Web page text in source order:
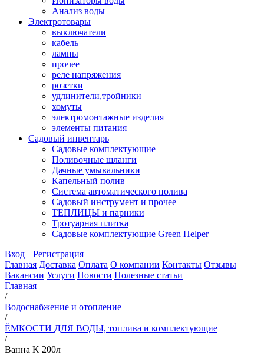
Анализ воды
Электротовары
выключатели
кабель
лампы
прочее
реле напряжения
розетки
удлинители,тройники
хомуты
электромонтажные изделия
элементы питания
Садовый инвентарь
Садовые комплектующие
Поливочные шланги
Дачные умывальники
Капельный полив
Система автоматического полива
Садовый инструмент и прочее
ТЕПЛИЦЫ и парники
Тротуарная плитка
Садовые комплектующие Green Helper
Вход
Регистрация
Главная Доставка Оплата О компании Контакты Отзывы
Вакансии Услуги Новости Полезные статьи
Главная
/
Водоснабжение и отопление
/
ЁМКОСТИ ДЛЯ ВОДЫ, топлива и комплектующие
/
Ванна K 200л